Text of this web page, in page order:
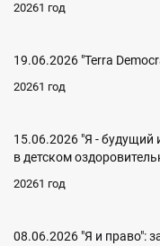
20261 год
19.06.2026 "Terra
20261 год
15.06.2026 "Я - будущий
в детском
20261 год
08.06.2026 "Я и право":